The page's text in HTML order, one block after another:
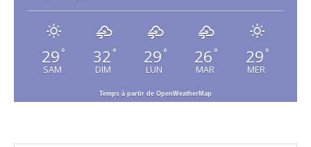
29 °
SAM
32 °
DIM
29 °
LUN
26 °
MAR
29 °
MER
Temps à partir de OpenWeatherMap